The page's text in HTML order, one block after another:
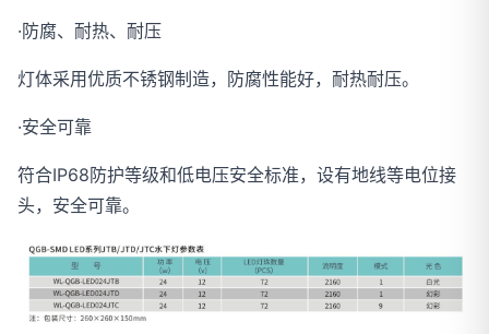
·防腐、耐热、耐压
灯体采用优质不锈钢制造，防腐性能好，耐热耐压。
·安全可靠
符合IP68防护等级和低电压安全标准，设有地线等电位接
头，安全可靠。